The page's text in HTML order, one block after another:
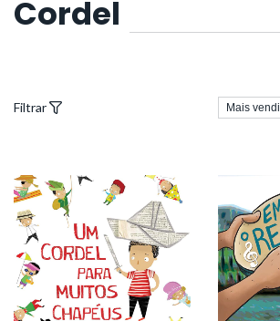
Cordel
Filtrar